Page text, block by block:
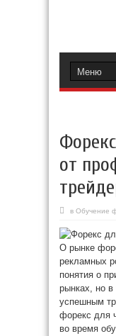
от
в Обучение
О рынке
рекламных
понятия о
рынках, но в
успешным
форекс для
во время